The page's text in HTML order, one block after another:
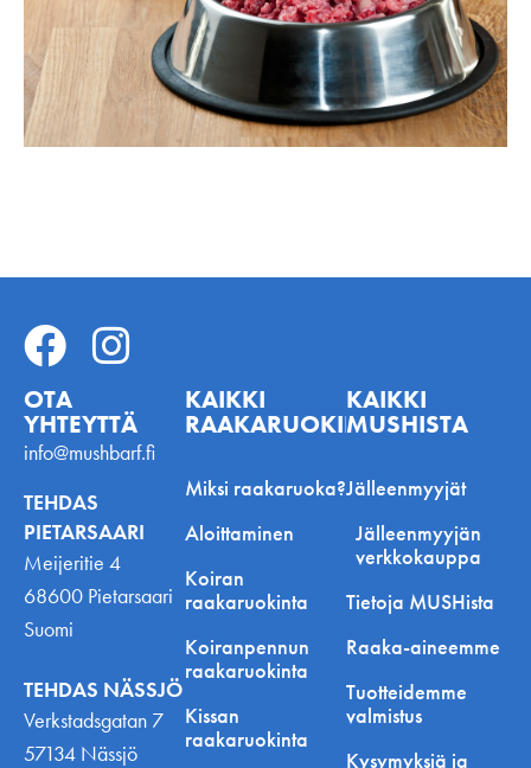
OTA
YHTEYTTÄ
info@mushbarf.fi
TEHDAS
PIETARSAARI
Meijeritie 4
68600 Pietarsaari
Suomi
TEHDAS NÄSSJÖ
Verkstadsgatan 7
57134 Nässjö
KAIKKI
RAAKARUOKINNASTA
Miksi raakaruoka?
Aloittaminen
Koiran
raakaruokinta
Koiranpennun
raakaruokinta
Kissan
raakaruokinta
KAIKKI
MUSHISTA
Jälleenmyyjät
Jälleenmyyjän
verkkokauppa
Tietoja MUSHista
Raaka-aineemme
Tuotteidemme
valmistus
Kysymyksiä ja